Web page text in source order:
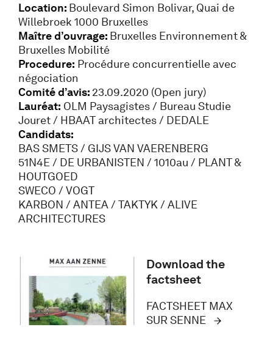
Location: Boulevard Simon Bolivar, Quai de
Willebroek 1000 Bruxelles
Maître d’ouvrage: Bruxelles Environnement &
Bruxelles Mobilité
Procedure: Procédure concurrentielle avec
négociation
Comité d’avis: 23.09.2020 (Open jury)
Lauréat: OLM Paysagistes / Bureau Studie
Jouret / HBAAT architectes / DEDALE
Candidats:
BAS SMETS / GIJS VAN VAERENBERG
51N4E / DE URBANISTEN / 1010au / PLANT &
HOUTGOED
SWECO / VOGT
KARBON / ANTEA / TAKTYK / ALIVE
ARCHITECTURES
Download the
factsheet
FACTSHEET MAX
SUR SENNE